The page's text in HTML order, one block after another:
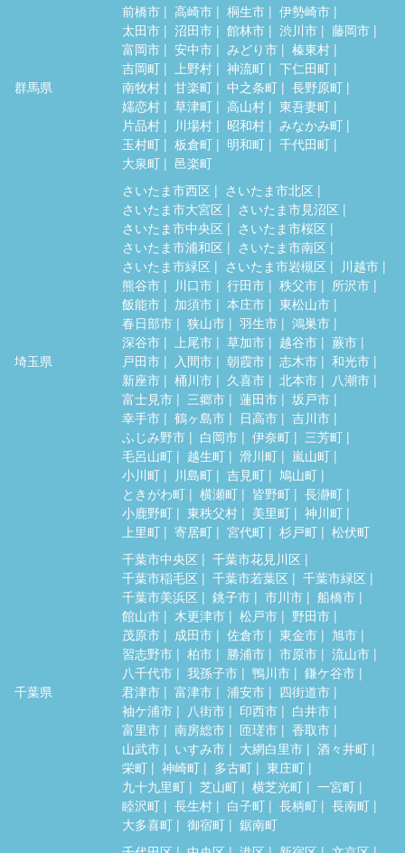
群馬県
前橋市 高崎市 桐生市
伊勢崎市
太田市
沼田市 館林市 渋川市
藤岡市
富岡市
安中市 みどり市
榛東村
吉岡町
上野村 神流町
下仁田町
南牧村
甘楽町 中之条町
長野原町
嬬恋村
草津町 高山村
東吾妻町
片品村
川場村 昭和村
みなかみ町
玉村町
板倉町 明和町
千代田町
大泉町
邑楽町
埼玉県
さいたま市西区
さいたま市北区
さいたま市大宮区
さいたま市見沼区
さいたま市中央区
さいたま市桜区
さいたま市浦和区
さいたま市南区
さいたま市緑区
さいたま市岩槻区
川越市
熊谷市
川口市 行田市 秩父市
所沢市
飯能市
加須市 本庄市
東松山市
春日部市
狭山市 羽生市
鴻巣市
深谷市
上尾市 草加市 越谷市
蕨市
戸田市
入間市 朝霞市 志木市
和光市
新座市
桶川市 久喜市 北本市
八潮市
富士見市
三郷市 蓮田市
坂戸市
幸手市
鶴ヶ島市 日高市
吉川市
ふじみ野市
白岡市 伊奈町
三芳町
毛呂山町
越生町 滑川町
嵐山町
小川町
川島町 吉見町
鳩山町
ときがわ町
横瀬町 皆野町
長瀞町
小鹿野町
東秩父村 美里町
神川町
上里町
寄居町 宮代町 杉戸町 松伏町
千葉県
千葉市中央区
千葉市花見川区
千葉市稲毛区
千葉市若葉区
千葉市緑区
千葉市美浜区
銚子市 市川市
船橋市
館山市
木更津市 松戸市
野田市
茂原市
成田市 佐倉市 東金市
旭市
習志野市
柏市 勝浦市 市原市
流山市
八千代市
我孫子市 鴨川市
鎌ケ谷市
君津市
富津市 浦安市
四街道市
袖ケ浦市
八街市 印西市
白井市
富里市
南房総市 匝瑳市
香取市
山武市
いすみ市 大網白里市
酒々井町
栄町
神崎町 多古町
東庄町
九十九里町
芝山町 横芝光町
一宮町
睦沢町
長生村 白子町 長柄町
長南町
大多喜町
御宿町
鋸南町